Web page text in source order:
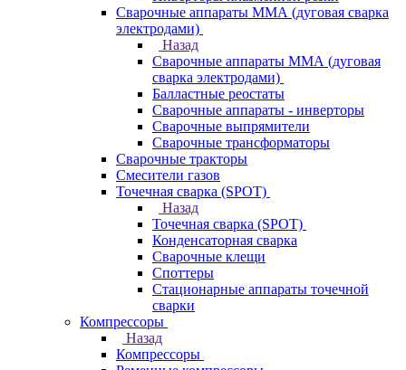
Сварочные аппараты ММА (дуговая сварка
электродами)
Назад
Сварочные аппараты ММА (дуговая
сварка электродами)
Балластные реостаты
Сварочные аппараты - инверторы
Сварочные выпрямители
Сварочные трансформаторы
Сварочные тракторы
Смесители газов
Точечная сварка (SPOT)
Назад
Точечная сварка (SPOT)
Конденсаторная сварка
Сварочные клещи
Споттеры
Стационарные аппараты точечной
сварки
Компрессоры
Назад
Компрессоры